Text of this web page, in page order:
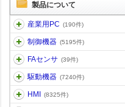
製品について
産業用PC (190件)
制御機器 (5195件)
FAセンサ (39件)
駆動機器 (7240件)
HMI (8325件)